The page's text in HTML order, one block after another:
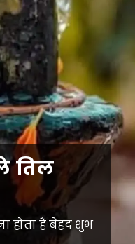
तिल
होता हैं बेहद शुभ